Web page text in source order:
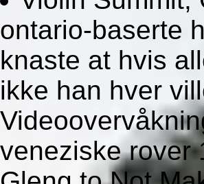
ontario-baserte
knaste at hvis
ikke han hver
veneziske rover